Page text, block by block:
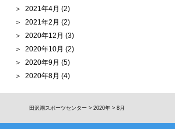
2021年4月(2)
2021年2月(2)
2020年12月(3)
2020年10月(2)
2020年9月(5)
2020年8月(4)
田沢湖スポーツセンター > 2020年 > 8月